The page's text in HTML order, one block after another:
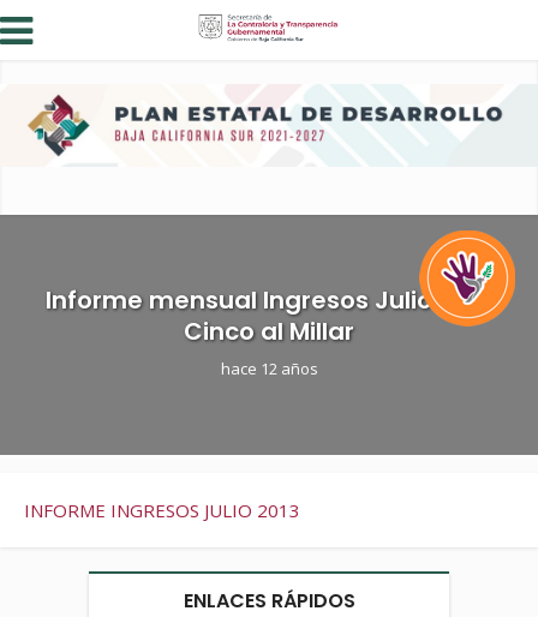
Informe mensual Ingresos Julio 2013
Cinco al Millar
hace 12 años
INFORME INGRESOS JULIO 2013
ENLACES RÁPIDOS